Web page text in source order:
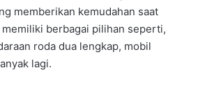
memberikan kemudahan saat
berbagai pilihan seperti,
roda dua lengkap, mobil
lagi.